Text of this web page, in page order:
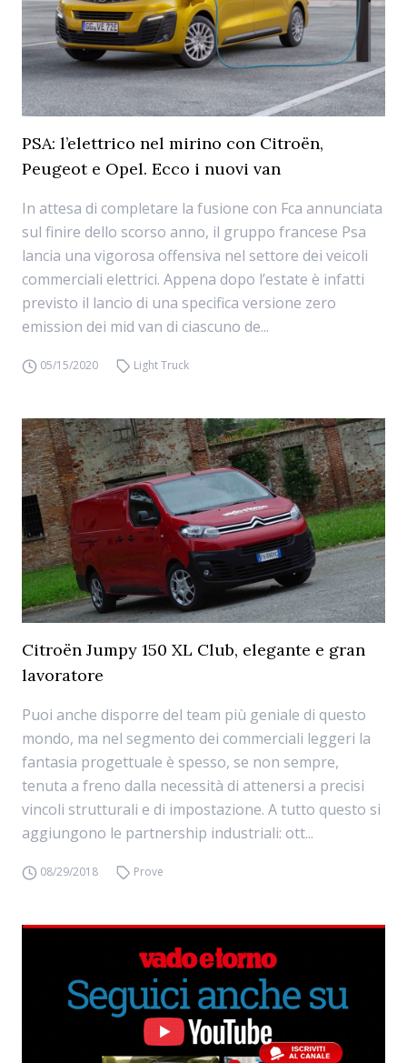
PSA: l’elettrico nel mirino con Citroën,
Peugeot e Opel. Ecco i nuovi van
In attesa di completare la fusione con Fca annunciata
sul finire dello scorso anno, il gruppo francese Psa
lancia una vigorosa offensiva nel settore dei veicoli
commerciali elettrici. Appena dopo l’estate è infatti
previsto il lancio di una specifica versione zero
emission dei mid van di ciascuno de...
05/15/2020 Light Truck
Citroën Jumpy 150 XL Club, elegante e gran
lavoratore
Puoi anche disporre del team più geniale di questo
mondo, ma nel segmento dei commerciali leggeri la
fantasia progettuale è spesso, se non sempre,
tenuta a freno dalla necessità di attenersi a precisi
vincoli strutturali e di impostazione. A tutto questo si
aggiungono le partnership industriali: ott...
08/29/2018 Prove